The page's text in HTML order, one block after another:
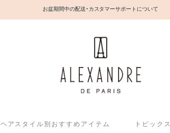
お盆期間中の配送・カスタマーサポートについて
ヘアスタイル別おすすめアイテム トピックス